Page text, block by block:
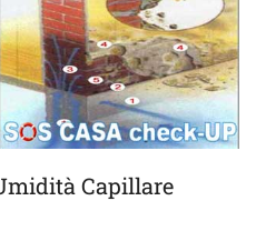
Capillare